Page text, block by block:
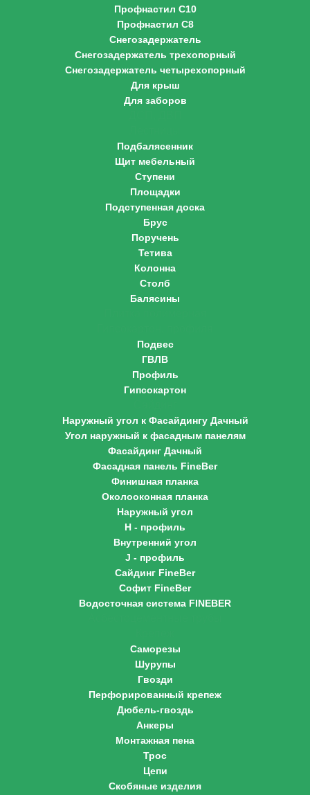
Профнастил С10
Профнастил С8
Снегозадержатель
Снегозадержатель трехопорный
Снегозадержатель четырехопорный
Для крыш
Для заборов
Подбалясенник
Щит мебельный
Ступени
Площадки
Подступенная доска
Брус
Поручень
Тетива
Колонна
Столб
Балясины
Подвес
ГВЛВ
Профиль
Гипсокартон
Наружный угол к Фасайдингу Дачный
Угол наружный к фасадным панелям
Фасайдинг Дачный
Фасадная панель FineBer
Финишная планка
Околооконная планка
Наружный угол
H - профиль
Внутренний угол
J - профиль
Сайдинг FineBer
Софит FineBer
Водосточная система FINEBER
Саморезы
Шурупы
Гвозди
Перфорированный крепеж
Дюбель-гвоздь
Анкеры
Монтажная пена
Трос
Цепи
Скобяные изделия